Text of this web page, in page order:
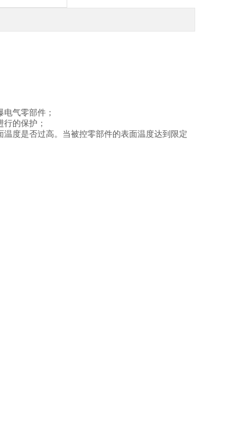
气零部件；
的保护；
度是否过高。当被控零部件的表面温度达到限定